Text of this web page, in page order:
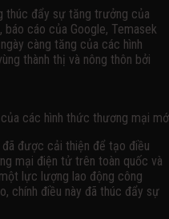
thúc đẩy sự tăng trưởng của
cáo của Google, Temasek
càng tăng của các hình
thành thị và nông thôn bởi
các hình thức thương mại
được cải thiện để tạo điều
mại điện tử trên toàn quốc và
lực lượng lao động công
chính điều này đã thúc đẩy sự